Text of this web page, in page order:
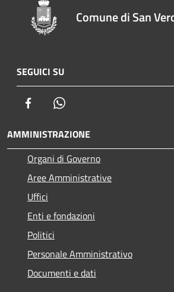
Comune di San
SEGUICI SU
Facebook
AMMINISTRAZIONE
Organi di Governo
Aree Amministrative
Uffici
Enti e fondazioni
Politici
Personale Amministrativo
Documenti e dati